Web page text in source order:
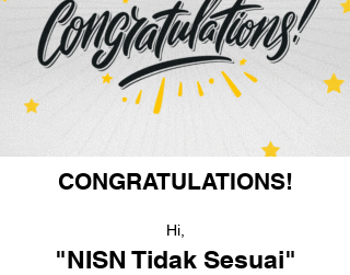
CONGRATULATIONS!
Hi,
"NISN Tidak Sesuai"